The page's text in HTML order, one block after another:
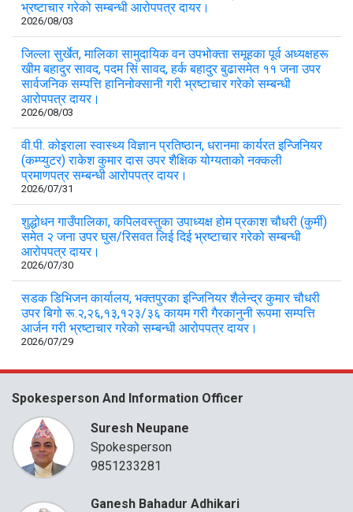
भ्रष्टाचार गरेको सम्बन्धी आरोपपत्र दायर।
2026/08/03
जिल्ला सुर्खेत, मालिका सामुदायिक वन उपभोक्ता समूहका पूर्व अध्यक्षहरू
खीम बहादुर सावद, पदम सिं सावद, हर्क बहादुर बुढासमेत ११ जना उपर
सार्वजनिक सम्पत्ति हानिनोक्सानी गरी भ्रष्टाचार गरेको सम्बन्धी
आरोपपत्र दायर।
2026/08/03
वी.पी. कोइराला स्वास्थ्य विज्ञान प्रतिष्ठान, धरानमा कार्यरत इन्जिनियर
(कम्प्युटर) राकेश कुमार दास उपर शैक्षिक योग्यताको नक्कली
प्रमाणपत्र सम्बन्धी आरोपपत्र दायर।
2026/07/31
शुद्धोधन गाउँपालिका, कपिलवस्तुका उपाध्यक्ष होम प्रकाश चौधरी (कुर्मी)
समेत २ जना उपर घुस/रिसवत लिई दिई भ्रष्टाचार गरेको सम्बन्धी
आरोपपत्र दायर।
2026/07/30
सडक डिभिजन कार्यालय, भक्तपुरका इन्जिनियर शैलेन्द्र कुमार चौधरी
उपर बिगो रू.२,२६,१३,१२३/३६ कायम गरी गैरकानुनी रूपमा सम्पत्ति
आर्जन गरी भ्रष्टाचार गरेको सम्बन्धी आरोपपत्र दायर।
2026/07/29
Spokesperson And Information Officer
Suresh Neupane
Spokesperson
9851233281
Ganesh Bahadur Adhikari